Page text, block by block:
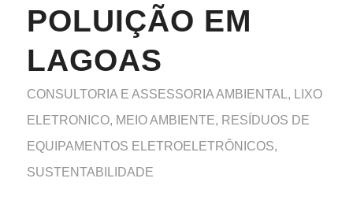
POLUIÇÃO EM
LAGOAS
CONSULTORIA E ASSESSORIA AMBIENTAL, LIXO
ELETRONICO, MEIO AMBIENTE, RESÍDUOS DE
EQUIPAMENTOS ELETROELETRÔNICOS,
SUSTENTABILIDADE